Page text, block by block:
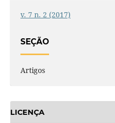
v. 7 n. 2 (2017)
SEÇÃO
Artigos
LICENÇA